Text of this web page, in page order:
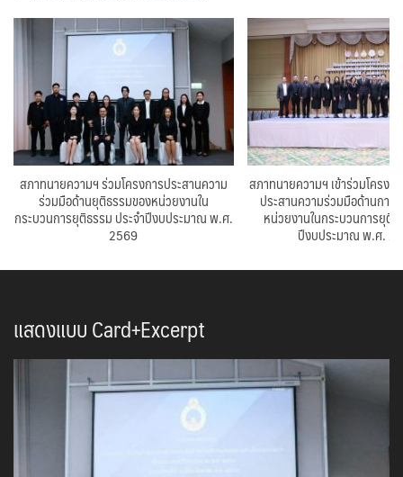
สภาทนายความฯ ร่วมโครงการประสานความ
ร่วมมือด้านยุติธรรมของหน่วยงานใน
กระบวนการยุติธรรม ประจำปีงบประมาณ พ.ศ.
2569
สภาทนายความฯ เข้าร่วมโครงก
ประสานความร่วมมือด้านการ
หน่วยงานในกระบวนการยุติธ
ปีงบประมาณ พ.ศ.
แสดงแบบ Card+Excerpt